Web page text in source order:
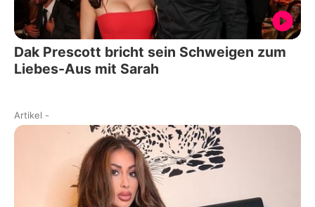
Dak Prescott bricht sein Schweigen zum
Liebes-Aus mit Sarah
Artikel -